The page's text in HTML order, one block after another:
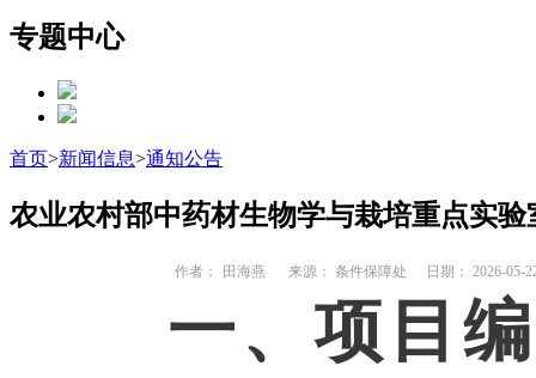
专题中心
首页>新闻信息>通知公告
农业农村部中药材生物学与栽培重点实
作者： 田海燕 来源： 条件保障处 日期： 2026-05-
一、项目编号